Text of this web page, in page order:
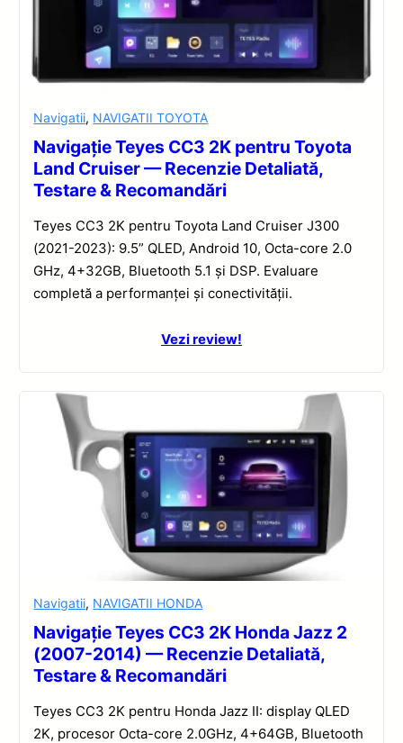
Navigatii, NAVIGATII TOYOTA
Navigație Teyes CC3 2K pentru Toyota
Land Cruiser — Recenzie Detaliată,
Testare & Recomandări
Teyes CC3 2K pentru Toyota Land Cruiser J300
(2021-2023): 9.5” QLED, Android 10, Octa-core 2.0
GHz, 4+32GB, Bluetooth 5.1 și DSP. Evaluare
completă a performanței și conectivității.
Vezi review!
Navigatii, NAVIGATII HONDA
Navigație Teyes CC3 2K Honda Jazz 2
(2007-2014) — Recenzie Detaliată,
Testare & Recomandări
Teyes CC3 2K pentru Honda Jazz II: display QLED
2K, procesor Octa-core 2.0GHz, 4+64GB, Bluetooth